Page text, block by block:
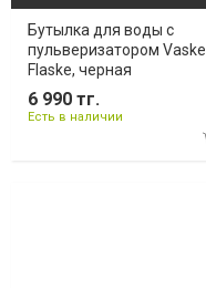
Бутылка для воды с
пульверизатором Vaske
Flaske, черная
6 990 тг.
Есть в наличии